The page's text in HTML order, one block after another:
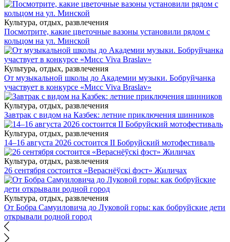
Культура, отдых, развлечения
Посмотрите, какие цветочные вазоны установили рядом с
кольцом на ул. Минской
Культура, отдых, развлечения
От музыкальной школы до Академии музыки. Бобруйчанка
участвует в конкурсе «Мисс Viva Braslav»
Культура, отдых, развлечения
Завтрак с видом на Казбек: летние приключения шинников
Культура, отдых, развлечения
14–16 августа 2026 состоится II Бобруйский мотофестиваль
Культура, отдых, развлечения
26 сентября состоится «Вераснёўскі фэст» Жиличах
Культура, отдых, развлечения
От Бобра Самуиловича до Луковой горы: как бобруйские дети
открывали родной город